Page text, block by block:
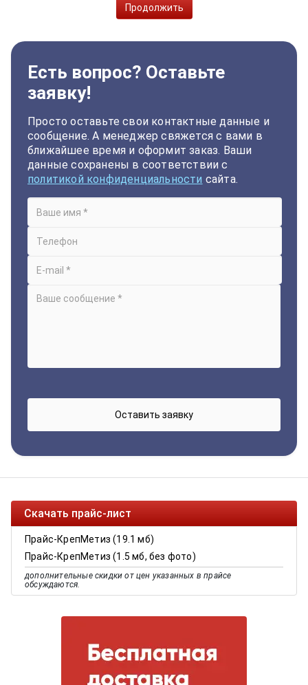
Продолжить
Есть вопрос? Оставьте
заявку!
Просто оставьте свои контактные данные и
сообщение. А менеджер свяжется с вами в
ближайшее время и оформит заказ. Ваши
данные сохранены в соответствии с
политикой конфиденциальности сайта.
Скачать прайс-лист
Прайс-КрепМетиз (19.1 мб)
Прайс-КрепМетиз (1.5 мб, без фото)
дополнительные скидки от цен указанных в прайсе
обсуждаются.